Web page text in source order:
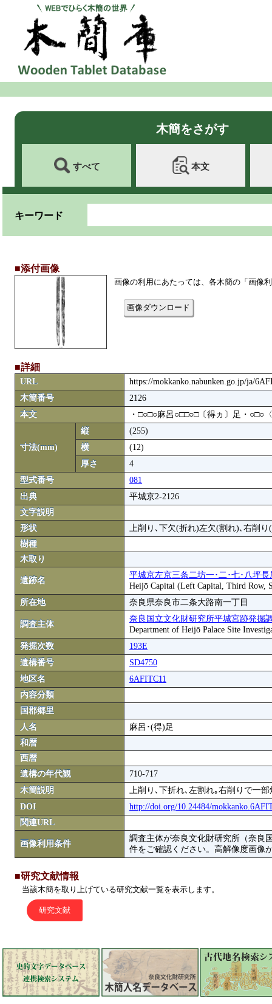
木簡をさがす
すべて 本文
キーワード
■添付画像
画像の利用にあたっては、各木簡の「画像
画像ダウンロード
■詳細
URL
https://mokkanko.nabunken.go.jp/ja/
木簡番号
2126
本文
・□○□○麻呂○□□○□〔得ヵ〕足・○□○
寸法(mm)
縦
(255)
横
(12)
厚さ
4
型式番号
081
出典
平城京2-2126
文字説明
形状
上削り､下欠(折れ)左欠(割れ)､右削り
樹種
木取り
遺跡名
平城京左京三条二坊一･二･七･八坪長
Heijō Capital (Left Capital, Third Row,
所在地
奈良県奈良市二条大路南一丁目
調査主体
奈良国立文化財研究所平城宮跡発掘
Department of Heijō Palace Site
発掘次数
193E
遺構番号
SD4750
地区名
6AFITC11
内容分類
国郡郷里
人名
麻呂･(得)足
和暦
西暦
遺構の年代観
710-717
木簡説明
上削り､下折れ､左割れ｡右削りで一
DOI
http://doi.org/10.24484/
関連URL
画像利用条件
調査主体が奈良文化財研究所（奈良
件をご確認ください。高解像度画像
■研究文献情報
当該木簡を取り上げている研究文献一覧を表示します。
研究文献